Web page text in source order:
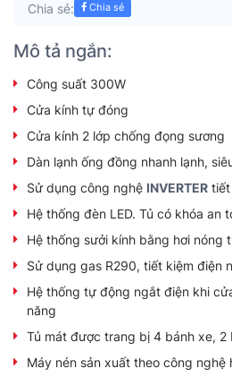
Chia sẻ: Chia sẻ
Mô tả ngắn:
Công suất 300W
Cửa kính tự đóng
Cửa kính 2 lớp chống đọng sương
Dàn lạnh ống đồng nhanh lạnh,
Sử dụng công nghệ INVERTER tiết
Hệ thống đèn LED. Tủ có khóa an
Hệ thống sưởi kính bằng hơi nóng
Sử dụng gas R290, tiết kiệm điện
Hệ thống tự động ngắt điện khi
năng
Tủ mát được trang bị 4 bánh xe, 2
Máy nén sản xuất theo công nghệ